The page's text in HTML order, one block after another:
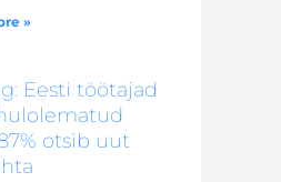
»
Eesti töötajad
otsib uut